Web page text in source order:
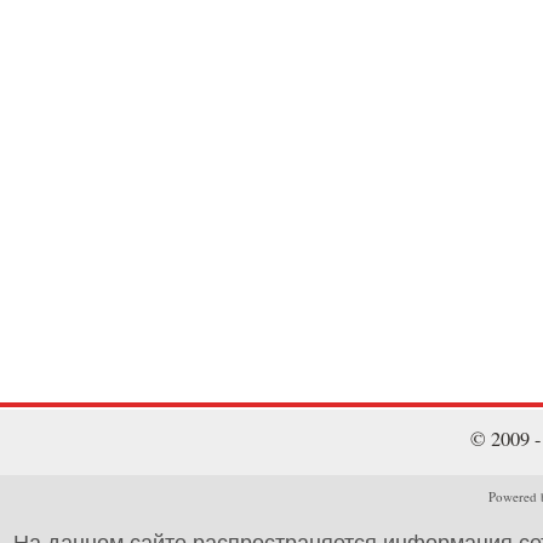
© 2009
Powered